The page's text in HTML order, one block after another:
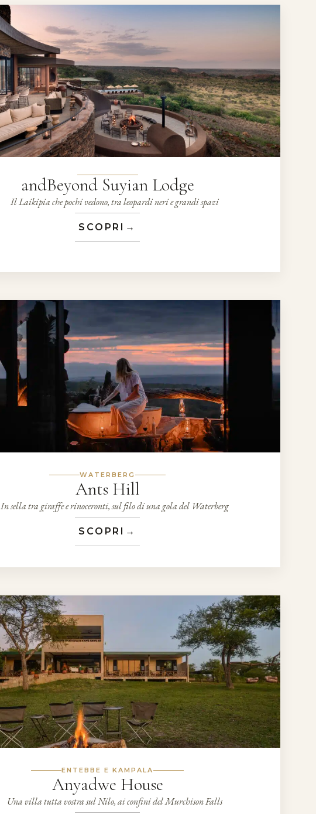
andBeyond Suyian Lodge
Il Laikipia che pochi vedono, tra leopardi neri e grandi spazi
SCOPRI →
WATERBERG
Ants Hill
In sella tra giraffe e rinoceronti, sul filo di una gola del Waterberg
SCOPRI →
ENTEBBE E KAMPALA
Anyadwe House
Una villa tutta vostra sul Nilo, ai confini del Murchison Falls